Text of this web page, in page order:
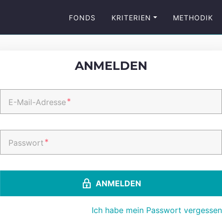
FONDS KRITERIEN METHODIK
ANMELDEN
E-Mail-Adresse*
Passwort *
ANMELDEN
Ich habe mein Passwort vergessen